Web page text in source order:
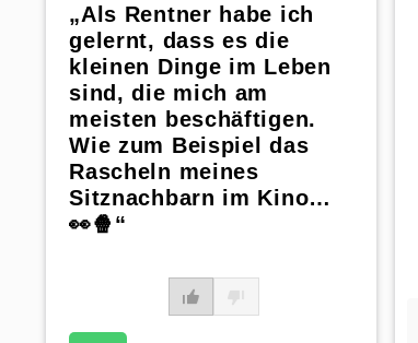
„Als Rentner habe ich
gelernt, dass es die
kleinen Dinge im Leben
sind, die mich am
meisten beschäftigen.
Wie zum Beispiel das
Rascheln meines
Sitznachbarn im Kino…
👀🍿“